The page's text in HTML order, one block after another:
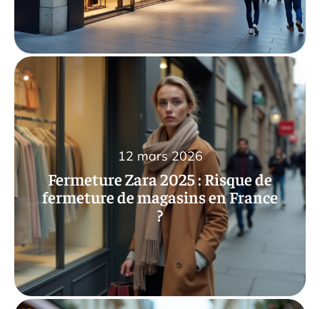
Fermeture Zara 2025 : Risque de
fermeture de magasins en France
?
12 mars 2026